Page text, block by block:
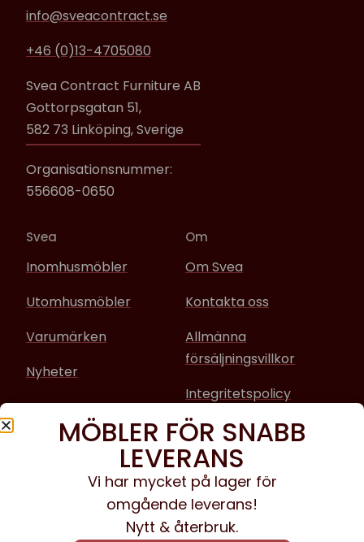
info@sveacontract.se
+46 (0)13-4705080
Svea Contract Furniture AB
Gottorpsgatan 51,
582 73 Linköping, Sverige
Organisationsnummer:
556608-0650
Svea
Inomhusmöbler
Utomhusmöbler
Varumärken
Nyheter
Om
Om Svea
Kontakta oss
Allmänna
försäljningsvillkor
Integritetspolicy
Sociala media
Facebook
Instagram
MÖBLER FÖR SNABB
LEVERANS
Vi har mycket på lager för
omgående leverans!
Nytt & återbruk.